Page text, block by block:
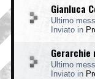
Gianluca
Ultimo
Inviato in
Ultimo
Inviato in